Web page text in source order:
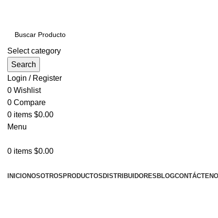
Select category
Search
Login / Register
0 Wishlist
0 Compare
0 items $0.00
Menu
0 items $0.00
INICIONOSOTROS PRODUCTOS DISTRIBUIDORES BLOG